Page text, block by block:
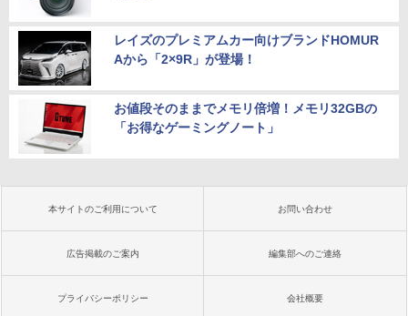
レイズのプレミアムカー向けブランドHOMUR
Aから「2×9R」が登場！
お値段そのままでメモリ倍増！メモリ32GBの
「お得なゲーミングノート」
本サイトのご利用について お問い合わせ
広告掲載のご案内 編集部へのご連絡
プライバシーポリシー 会社概要